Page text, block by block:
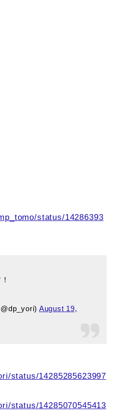
status/14286393
August 19,
status/14285285623997
status/14285070545413